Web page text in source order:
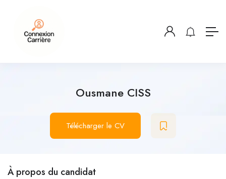
Ousmane CISS
Télécharger le CV
À propos du candidat